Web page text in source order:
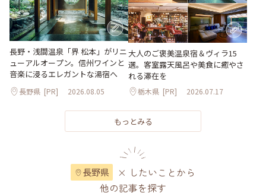
長野・浅間温泉「界 松本」がリニ
ューアルオープン。信州ワインと
音楽に浸るエレガントな湯宿へ
長野県 [PR] 2026.08.05
大人のご褒美温泉宿＆ヴィラ15
選。客室露天風呂や美食に癒やさ
れる滞在を
栃木県 [PR] 2026.07.17
もっとみる
長野県
× したいことから
他の記事を探す